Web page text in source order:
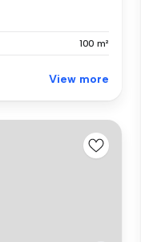
100 m²
View more